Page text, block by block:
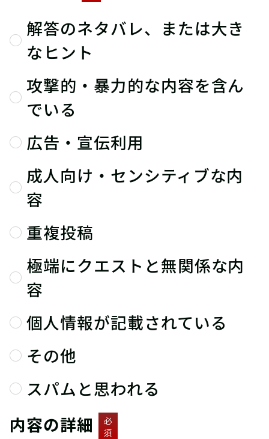
解答のネタバレ、または大き
なヒント
攻撃的・暴力的な内容を含ん
でいる
広告・宣伝利用
成人向け・センシティブな内
容
重複投稿
極端にクエストと無関係な内
容
個人情報が記載されている
その他
スパムと思われる
内容の詳細
必
須